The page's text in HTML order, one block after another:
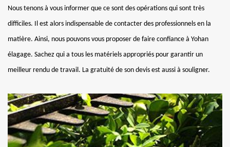
Nous tenons à vous informer que ce sont des opérations qui sont très
difficiles. Il est alors indispensable de contacter des professionnels en la
matière. Ainsi, nous pouvons vous proposer de faire confiance à Yohan
élagage. Sachez qui a tous les matériels appropriés pour garantir un
meilleur rendu de travail. La gratuité de son devis est aussi à souligner.